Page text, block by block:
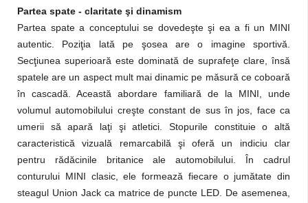
Partea spate - claritate şi dinamism
Partea spate a conceptului se dovedeşte şi ea a fi un MINI
autentic. Poziţia lată pe şosea are o imagine sportivă.
Secţiunea superioară este dominată de suprafeţe clare, însă
spatele are un aspect mult mai dinamic pe măsură ce coboară
în cascadă. Această abordare familiară de la MINI, unde
volumul automobilului creşte constant de sus în jos, face ca
umerii să apară laţi şi atletici. Stopurile constituie o altă
caracteristică vizuală remarcabilă şi oferă un indiciu clar
pentru rădăcinile britanice ale automobilului. În cadrul
conturului MINI clasic, ele formează fiecare o jumătate din
steagul Union Jack ca matrice de puncte LED. De asemenea,